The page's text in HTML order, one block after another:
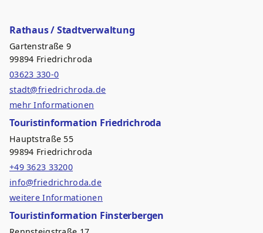
Rathaus / Stadtverwaltung
Gartenstraße 9
99894 Friedrichroda
03623 330-0
stadt@friedrichroda.de
mehr Informationen
Touristinformation Friedrichroda
Hauptstraße 55
99894 Friedrichroda
+49 3623 33200
info@friedrichroda.de
weitere Informationen
Touristinformation Finsterbergen